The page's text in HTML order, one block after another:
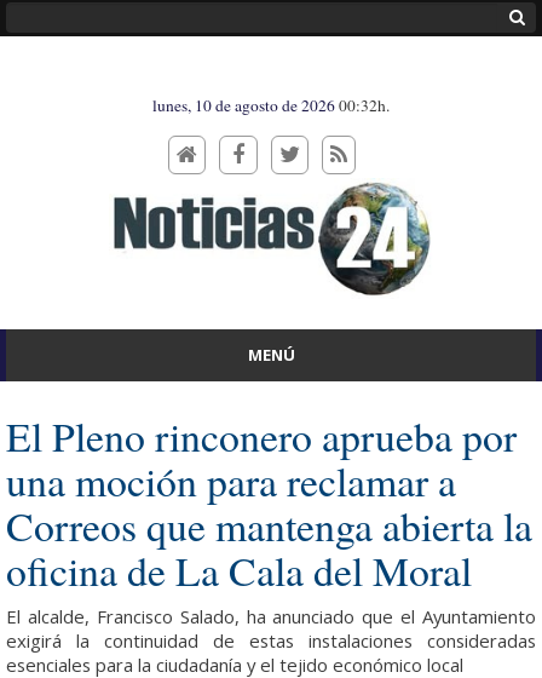
lunes, 10 de agosto de 202600:32h.
MENÚ
El Pleno rinconero aprueba por
una moción para reclamar a
Correos que mantenga abierta la
oficina de La Cala del Moral
El alcalde, Francisco Salado, ha anunciado que el Ayuntamiento
exigirá la continuidad de estas instalaciones consideradas
esenciales para la ciudadanía y el tejido económico local